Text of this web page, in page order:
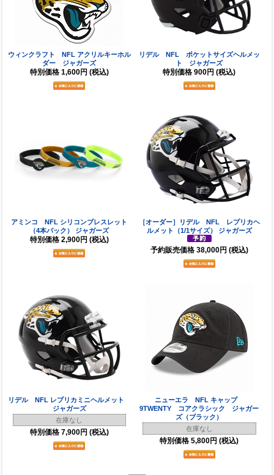
ウィンクラフト NFL アクリルキーホル
ダー ジャガーズ
特別価格 1,600円 (税込)
リデル NFL ポケットサイズヘルメッ
ト ジャガーズ
特別価格 900円 (税込)
アミンコ NFL シリコンブレスレット
（4本パック） ジャガーズ
特別価格 2,900円 (税込)
［オーダー］リデル NFL レプリカヘ
ルメット（1/1サイズ） ジャガーズ
予約販売価格 38,000円 (税込)
リデル NFL レプリカミニヘルメット
ジャガーズ
在庫なし
特別価格 7,900円 (税込)
ニューエラ NFL キャップ
9TWENTY コアクラシック ジャガー
ズ（ブラック）
在庫なし
特別価格 5,800円 (税込)